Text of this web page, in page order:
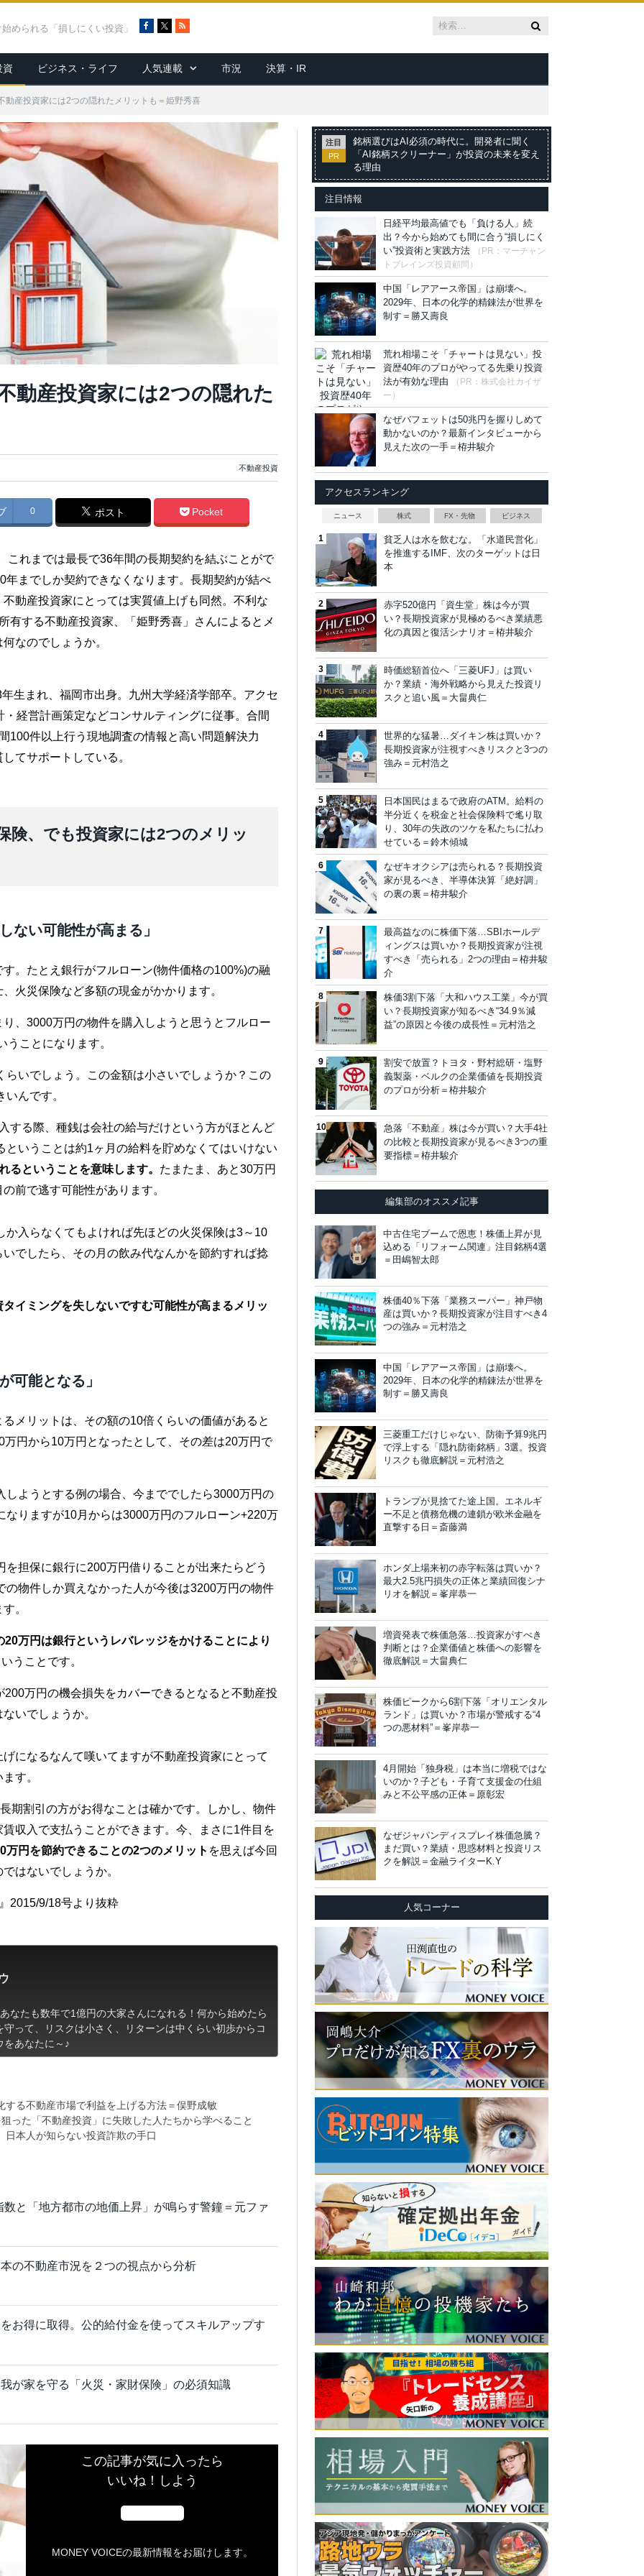
められる「損しにくい投資」
c
e
b
o
R
S
資 ビジネス・ライフ 人気連載 市況 決算・IR
動産投資家には2つの隠れたメリットも＝姫野秀喜
動産投資家には2つの隠れた
不動産投資
0 ポスト Pocket
これまでは最長で36年間の長期契約を結ぶことがで
までしか契約できなくなります。長期契約が結べ
動産投資家にとっては実質値上げも同然。不利な
有する不動産投資家、「姫野秀喜」さんによるとメ
なのでしょうか。
生まれ、福岡市出身。九州大学経済学部卒。アクセ
経営計画策定などコンサルティングに従事。合間
100件以上行う現地調査の情報と高い問題解決力
てサポートしている。
険、でも投資家には2つのメリッ
ない可能性が高まる」
。たとえ銀行がフルローン(物件価格の100%)の融
火災保険など多額の現金がかかります。
、3000万円の物件を購入しようと思うとフルロー
ことになります。
いでしょう。この金額は小さいでしょうか？この
んです。
する際、種銭は会社の給与だけという方がほとんど
いうことは約1ヶ月の給料を貯めなくてはいけない
るということを意味します。 たまたま、あと30万円
前で逃す可能性があります。
入らなくてもよければ先ほどの火災保険は3～10
でしたら、その月の飲み代なんかを節約すれば捻
イミングを失しないですむ可能性が高まるメリッ
可能となる」
メリットは、その額の10倍くらいの価値があると
円から10万円となったとして、その差は20万円で
ようとする例の場合、今まででしたら3000万円の
りますが10月からは3000万円のフルローン+220万
担保に銀行に200万円借りることが出来たらどう
物件しか買えなかった人が今後は3200万円の物件
。
万円は銀行というレバレッジをかけることにより
うことです。
万円の機会損失をカバーできるとなると不動産投
いでしょうか。
になるなんて嘆いてますが不動産投資家にとって
す。
期割引の方がお得なことは確かです。しかし、物件
収入で支払うことができます。今、まさに1件目を
万円を節約できることの2つのメリット を思えば今回
はないでしょうか。
2015/9/18号より抜粋
なたも数年で1億円の大家さんになれる！何から始めたら
って、リスクは小さく、リターンは中くらい初歩からコ
をあなたに～♪
る不動産市場で利益を上げる方法＝俣野成敏
った「不動産投資」に失敗した人たちから学べること
本人が知らない投資詐欺の手口
と「地方都市の地価上昇」が鳴らす警鐘＝元ファ
の不動産市況を２つの視点から分析
お得に取得。公的給付金を使ってスキルアップす
が家を守る「火災・家財保険」の必須知識
この記事が気に入ったら
いいね！しよう
MONEY VOICEの最新情報をお届けします。
注目
PR
銘柄選びはAI必須の時代に。開発者に聞く
「AI銘柄スクリーナー」が投資の未来を変え
る理由
注目情報
日経平均最高値でも「負ける人」続
出？今から始めても間に合う“損しにく
い”投資術と実践方法
（PR：マーチャン
トブレインズ投資顧問）
中国「レアアース帝国」は崩壊へ。
2029年、日本の化学的精錬法が世界を
制す＝勝又壽良
荒れ相場こそ「チャートは見ない」投
資歴40年のプロがやってる先乗り投資
法が有効な理由
（PR：株式会社カイザ
ー）
なぜバフェットは50兆円を握りしめて
動かないのか？最新インタビューから
見えた次の一手＝栫井駿介
アクセスランキング
ニュース 株式 FX・先物 ビジネス
貧乏人は水を飲むな。「水道民営化」
を推進するIMF、次のターゲットは日
本
赤字520億円「資生堂」株は今が買
い？長期投資家が見極めるべき業績悪
化の真因と復活シナリオ＝栫井駿介
時価総額首位へ「三菱UFJ」は買い
か？業績・海外戦略から見えた投資リ
スクと追い風＝大畠典仁
世界的な猛暑…ダイキン株は買いか？
長期投資家が注視すべきリスクと3つの
強み＝元村浩之
日本国民はまるで政府のATM。給料の
半分近くを税金と社会保険料で毟り取
り、30年の失政のツケを私たちに払わ
せている＝鈴木傾城
なぜキオクシアは売られる？長期投資
家が見るべき、半導体決算「絶好調」
の裏の裏＝栫井駿介
最高益なのに株価下落…SBIホールデ
ィングスは買いか？長期投資家が注視
すべき「売られる」2つの理由＝栫井駿
介
株価3割下落「大和ハウス工業」今が買
い？長期投資家が知るべき“34.9％減
益”の原因と今後の成長性＝元村浩之
割安で放置？トヨタ・野村総研・塩野
義製薬・ベルクの企業価値を長期投資
のプロが分析＝栫井駿介
急落「不動産」株は今が買い？大手4社
の比較と長期投資家が見るべき3つの重
要指標＝栫井駿介
編集部のオススメ記事
中古住宅ブームで恩恵！株価上昇が見
込める「リフォーム関連」注目銘柄4選
＝田嶋智太郎
株価40％下落「業務スーパー」神戸物
産は買いか？長期投資家が注目すべき4
つの強み＝元村浩之
中国「レアアース帝国」は崩壊へ。
2029年、日本の化学的精錬法が世界を
制す＝勝又壽良
三菱重工だけじゃない、防衛予算9兆円
で浮上する「隠れ防衛銘柄」3選。投資
リスクも徹底解説＝元村浩之
トランプが見捨てた途上国。エネルギ
ー不足と債務危機の連鎖が欧米金融を
直撃する日＝斎藤満
ホンダ上場来初の赤字転落は買いか？
最大2.5兆円損失の正体と業績回復シナ
リオを解説＝峯岸恭一
増資発表で株価急落…投資家がすべき
判断とは？企業価値と株価への影響を
徹底解説＝大畠典仁
株価ピークから6割下落「オリエンタル
ランド」は買いか？市場が警戒する“4
つの悪材料”＝峯岸恭一
4月開始「独身税」は本当に増税ではな
いのか？子ども・子育て支援金の仕組
みと不公平感の正体＝原彰宏
なぜジャパンディスプレイ株価急騰？
まだ買い？業績・思惑材料と投資リス
クを解説＝金融ライターK.Y
人気コーナー